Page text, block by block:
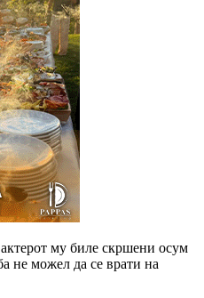
му биле скршени осум
не можел да се врати на